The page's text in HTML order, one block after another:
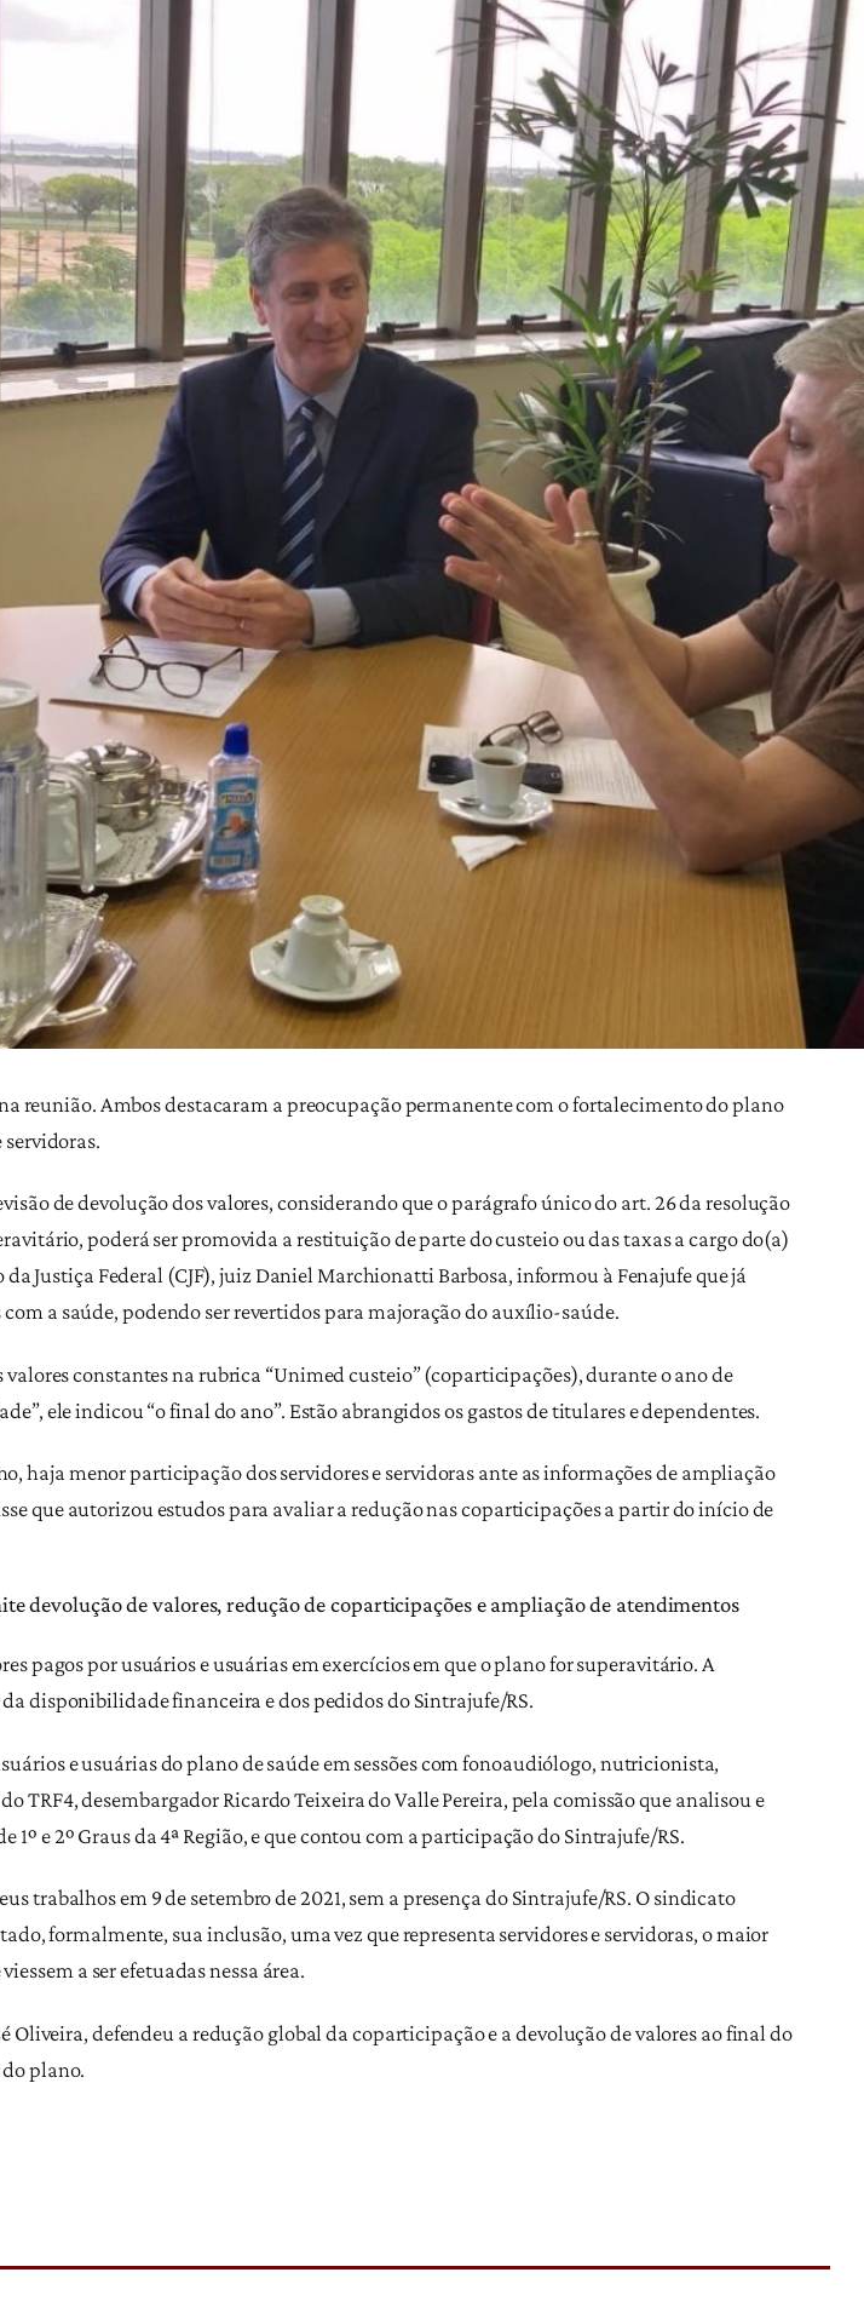
reunião. Ambos destacaram a preocupação permanente com o fortalecimento do plano
de devolução dos valores, considerando que o parágrafo único do art. 26 da resolução
poderá ser promovida a restituição de parte do custeio ou das taxas a cargo do(a)
Justiça Federal (CJF), juiz Daniel Marchionatti Barbosa, informou à Fenajufe que já
a saúde, podendo ser revertidos para majoração do auxílio-saúde.
constantes na rubrica “Unimed custeio” (coparticipações), durante o ano de
ele indicou “o final do ano”. Estão abrangidos os gastos de titulares e dependentes.
haja menor participação dos servidores e servidoras ante as informações de ampliação
que autorizou estudos para avaliar a redução nas coparticipações a partir do início de
devolução de valores, redução de coparticipações e ampliação de atendimentos
pagos por usuários e usuárias em exercícios em que o plano for superavitário. A
disponibilidade financeira e dos pedidos do Sintrajufe/RS.
e usuárias do plano de saúde em sessões com fonoaudiólogo, nutricionista,
desembargador Ricardo Teixeira do Valle Pereira, pela comissão que analisou e
e 2º Graus da 4ª Região, e que contou com a participação do Sintrajufe/RS.
trabalhos em 9 de setembro de 2021, sem a presença do Sintrajufe/RS. O sindicato
formalmente, sua inclusão, uma vez que representa servidores e servidoras, o maior
a ser efetuadas nessa área.
defendeu a redução global da coparticipação e a devolução de valores ao final do
plano.